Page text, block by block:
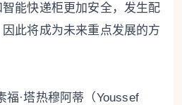
能快递柜更加安全，发生配
此将成为未来重点发展的方
福·塔热穆阿蒂（Youssef